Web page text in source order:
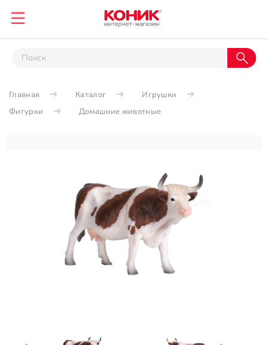
Главная Каталог
Игрушки
Фигурки
Домашние животные